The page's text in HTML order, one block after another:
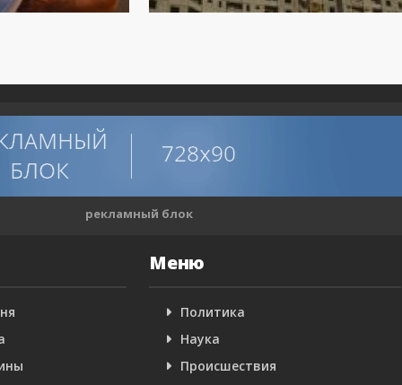
рекламный блок
Меню
Политика
Наука
Происшествия